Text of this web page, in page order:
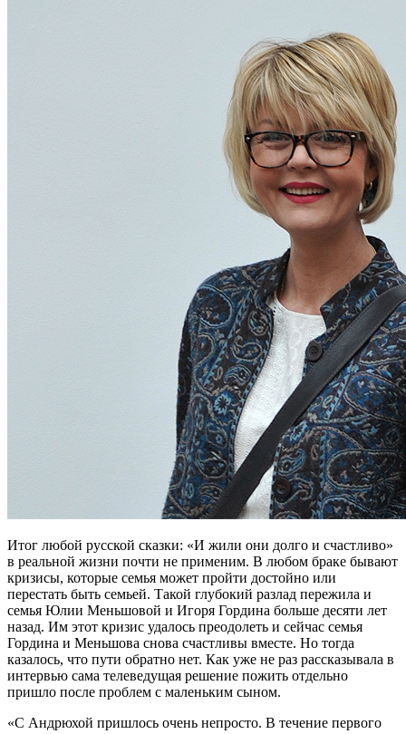
Итог любой русской сказки: «И жили они долго и счастливо»
в реальной жизни почти не применим. В любом браке бывают
кризисы, которые семья может пройти достойно или
перестать быть семьей. Такой глубокий разлад пережила и
семья Юлии Меньшовой и Игоря Гордина больше десяти лет
назад. Им этот кризис удалось преодолеть и сейчас семья
Гордина и Меньшова снова счастливы вместе. Но тогда
казалось, что пути обратно нет. Как уже не раз рассказывала в
интервью сама телеведущая решение пожить отдельно
пришло после проблем с маленьким сыном.
«С Андрюхой пришлось очень непросто. В течение первого